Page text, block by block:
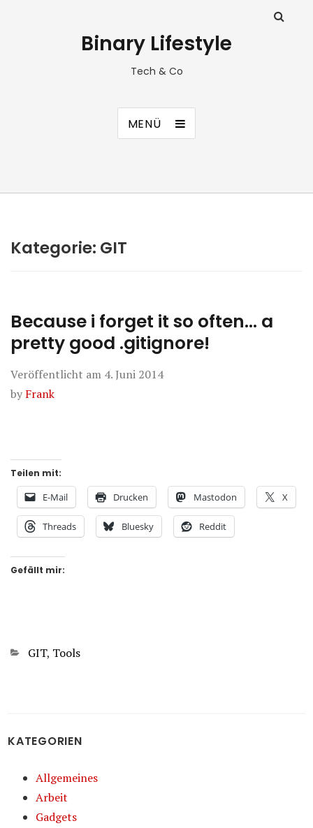
Binary Lifestyle
Tech & Co
MENÜ
Kategorie: GIT
Because i forget it so often… a
pretty good .gitignore!
Veröffentlicht am 4. Juni 2014
by Frank
Teilen mit:
E-Mail Drucken Mastodon X
Threads Bluesky Reddit
Gefällt mir:
Kategorien
GIT, Tools
KATEGORIEN
Allgemeines
Arbeit
Gadgets